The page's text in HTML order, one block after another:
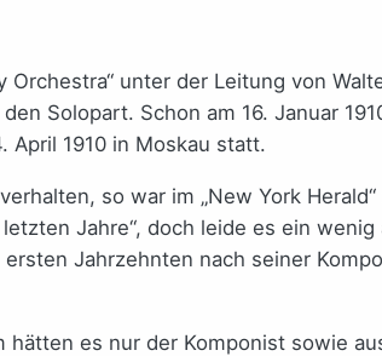
unter der Leitung von
Solopart. Schon am 16. Januar
April 1910 in Moskau statt.
so war im „New York
Jahre“, doch leide es ein wenig
Jahrzehnten nach seiner
es nur der Komponist sowie